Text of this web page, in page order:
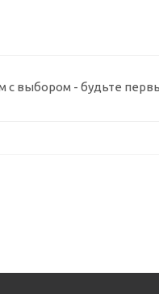
с выбором - будьте